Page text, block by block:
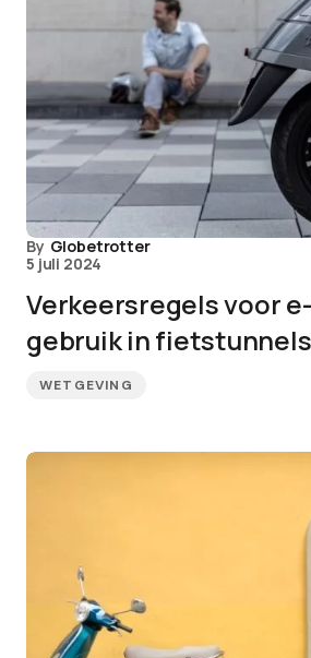
By Globetrotter
5 juli 2024
Verkeersregels voor
gebruik in fietstunnels
WETGEVING